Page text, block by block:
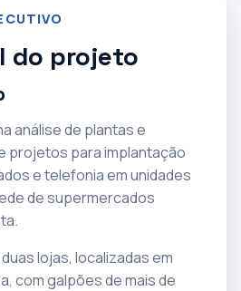
do projeto
análise de plantas e
projetos para implantação
e telefonia em unidades
de supermercados
lojas, localizadas em
com galpões de mais de